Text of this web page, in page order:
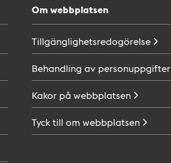
Om webbplatsen
Tillgänglighetsredogörelse
Behandling av personuppgifter
Kakor på webbplatsen
Tyck till om webbplatsen